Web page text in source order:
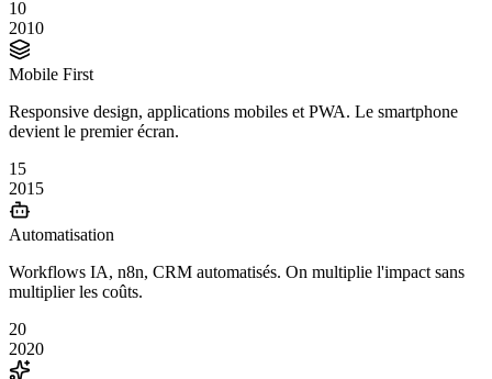
10
2010
Mobile First
Responsive design, applications mobiles et PWA. Le smartphone
devient le premier écran.
15
2015
Automatisation
Workflows IA, n8n, CRM automatisés. On multiplie l'impact sans
multiplier les coûts.
20
2020